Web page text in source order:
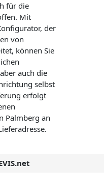
für die
Mit
der
von
können Sie
auch die
selbst
erfolgt
Palmberg an